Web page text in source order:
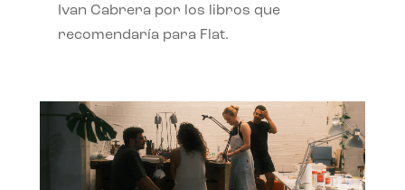
Ivan Cabrera por los libros que
recomendaría para Flat.